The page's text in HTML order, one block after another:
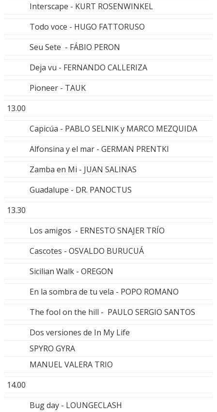
Interscape - KURT ROSENWINKEL
Todo voce - HUGO FATTORUSO
Seu Sete - FÁBIO PERON
Deja vu - FERNANDO CALLERIZA
Pioneer - TAUK
13.00
Capicúa - PABLO SELNIK y MARCO MEZQUIDA
Alfonsina y el mar - GERMAN PRENTKI
Zamba en Mi - JUAN SALINAS
Guadalupe - DR. PANOCTUS
13.30
Los amigos - ERNESTO SNAJER TRÍO
Cascotes - OSVALDO BURUCUÁ
Sicilian Walk - OREGON
En la sombra de tu vela - POPO ROMANO
The fool on the hill - PAULO SERGIO SANTOS
Dos versiones de In My Life
SPYRO GYRA
MANUEL VALERA TRIO
14.00
Bug day - LOUNGECLASH